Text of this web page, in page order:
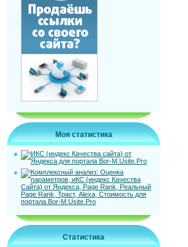
Моя статистика
Статистика